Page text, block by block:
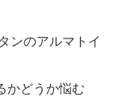
ンのアルマトイ
かどうか悩む